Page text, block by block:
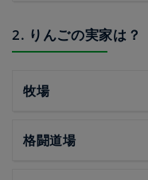
2. りんごの実家は？
牧場
格闘道場